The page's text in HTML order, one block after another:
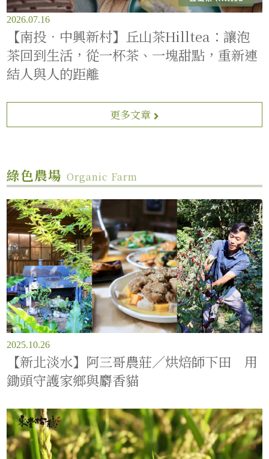
2026.07.16
【南投．中興新村】丘山茶Hilltea：讓泡
茶回到生活，從一杯茶、一塊甜點，重新連
結人與人的距離
更多文章
綠色農場 Organic Farm
2025.10.26
【新北淡水】阿三哥農莊／烘焙師下田 用
鋤頭守護家鄉與麝香貓